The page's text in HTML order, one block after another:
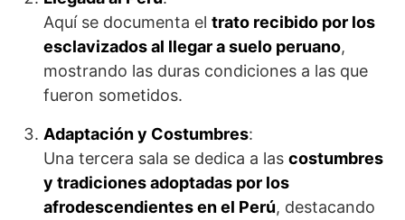
Aquí se documenta el trato recibido por los
esclavizados al llegar a suelo peruano,
mostrando las duras condiciones a las que
fueron sometidos.
Adaptación y Costumbres:
Una tercera sala se dedica a las costumbres
y tradiciones adoptadas por los
afrodescendientes en el Perú, destacando